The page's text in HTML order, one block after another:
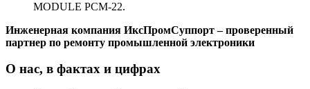
MODULE PCM-22.
Инженерная компания ИксПромСуппорт – проверенный
партнер по ремонту промышленной электроники
О нас, в фактах и цифрах